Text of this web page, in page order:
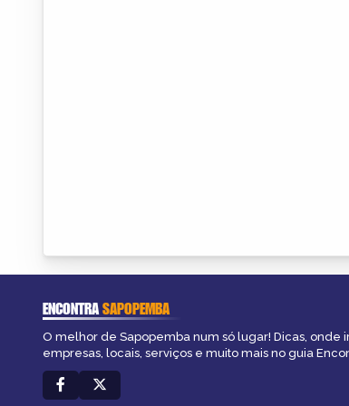
ENCONTRASAPOPEMBA
O melhor de Sapopemba num só lugar! Dicas, onde
empresas, locais, serviços e muito mais no guia